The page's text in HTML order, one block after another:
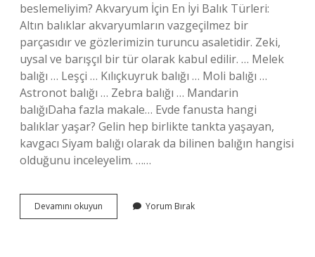
beslemeliyim? Akvaryum İçin En İyi Balık Türleri:
Altın balıklar akvaryumların vazgeçilmez bir
parçasıdır ve gözlerimizin turuncu asaletidir. Zeki,
uysal ve barışçıl bir tür olarak kabul edilir. … Melek
balığı … Leşçi … Kılıçkuyruk balığı … Moli balığı …
Astronot balığı … Zebra balığı … Mandarin
balığıDaha fazla makale… Evde fanusta hangi
balıklar yaşar? Gelin hep birlikte tankta yaşayan,
kavgacı Siyam balığı olarak da bilinen balığın hangisi
olduğunu inceleyelim. ……
Devamını okuyun
Hangi
Yorum Bırak